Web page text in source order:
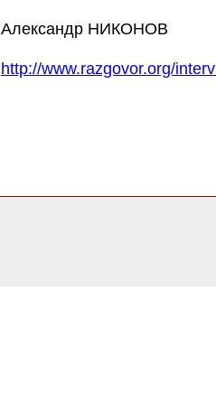
Александр НИКОНОВ
http://www.razgovor.org/